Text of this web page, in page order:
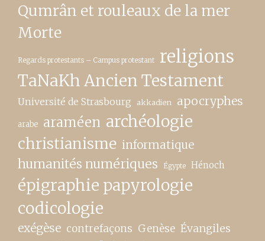
Qumrân et rouleaux de la mer
Morte
Regards protestants – Campus protestant religions
TaNaKh Ancien Testament
Université de Strasbourg akkadien apocryphes
arabe araméen archéologie
christianisme informatique
humanités numériques Égypte Hénoch
épigraphie papyrologie
codicologie
exégèse contrefaçons Genèse Évangiles